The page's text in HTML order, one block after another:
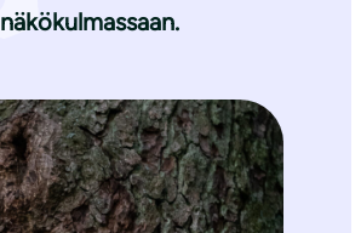
näkökulmassaan.